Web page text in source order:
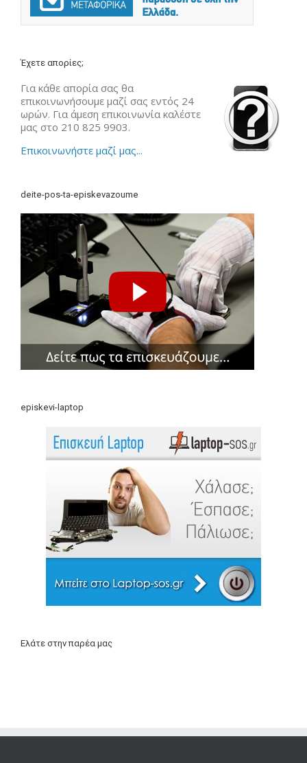
Έχετε απορίες;
Για κάθε απορία σας θα
επικοινωνήσουμε μαζί σας εντός 24
ωρών. Για άμεση επικοινωνία καλέστε
μας στο 210 825 9903.
Επικοινωνήστε μαζί μας...
deite-pos-ta-episkevazoume
episkevi-laptop
Ελάτε στην παρέα μας